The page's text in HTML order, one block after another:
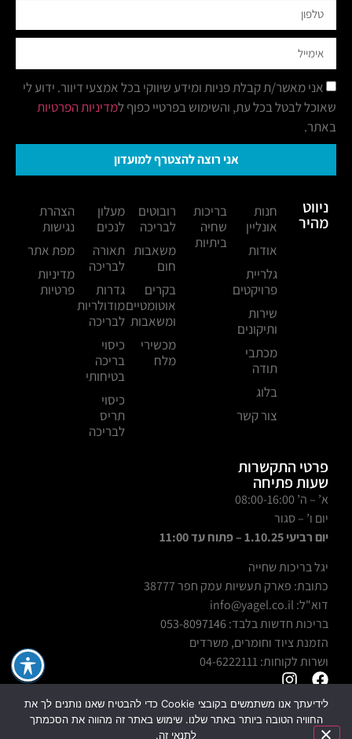
ניווט
מהיר
חנות
אונליין
אודות
גלריית
פרויקטים
שירות
ותיקונים
מכתבי
תודה
בלוג
צור קשר
בריכות
שחיה
ביתיות
רובוטים
לבריכה
משאבות
חום
בקרים
אוטומטיים
ומשאבות
מכשירי
מלח
מעלון
לנכים
תאורה
לבריכה
גדרות
מודולריות
לבריכה
כיסוי
בריכה
בטיחותי
כיסוי
תריס
לבריכה
הצהרת
נגישות
מפת אתר
מדיניות
פרטיות
פרטי התקשרות
שעות פתיחה
א’ – ה’ 08:00-16:00
יום ו’ – סגור
יום רביעי 1.10.25 – פתוח עד 11:00
יגל בריכות שחייה
כתובת: פארק תעשיות עמק חפר 38777
דוא"ל: info@yagel.co.il
בריכות חדשות בלבד: 053-8097146
הזמנת ציוד וחומרים, משרדים
ושרות לקוחות: 04-6222111
אני מאשר/ת קבלת פניות ומידע שיווקי בכל אמצעי דיוור. ידוע לי
שאוכל לבטל בכל עת, והשימוש בפרטיי כפוף למדיניות הפרטיות
באתר.
אני רוצה להצטרף למועדון
לידיעתך אנו משתמשים בקובצי Cookie כדי להבטיח שאנו נותנים לך את
החוויה הטובה ביותר באתר שלנו. שימוש באתר זה מהווה את הסכמתך
לתנאי זה.